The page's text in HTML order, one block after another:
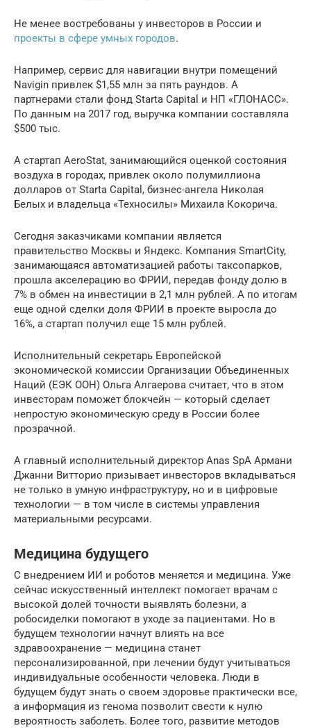
Не менее востребованы у инвесторов в России и
проекты в сфере умных городов.
Например, сервис для навигации внутри помещений
Navigin привлек $1,55 млн за пять раундов. А
партнерами стали фонд Starta Capital и НП «ГЛОНАСС».
По данным на 2017 год, выручка компании составляла
$500 тыс.
А стартап AeroStat, занимающийся оценкой состояния
воздуха в городах, привлек около полумиллиона
долларов от Starta Capital, бизнес-ангела Николая
Белых и владельца «Техносилы» Михаила Кокорича.
Сегодня заказчиками компании является
правительство Москвы и Яндекс. Компания SmartCity,
занимающаяся автоматизацией работы таксопарков,
прошла акселерацию во ФРИИ, передав фонду долю в
7% в обмен на инвестиции в 2,1 млн рублей. А по итогам
еще одной сделки доля ФРИИ в проекте выросла до
16%, а стартап получил еще 15 млн рублей.
Исполнительный секретарь Европейской
экономической комиссии Организации Объединенных
Наций (ЕЭК ООН) Ольга Алгаерова считает, что в этом
инвесторам поможет блокчейн — который сделает
непростую экономическую среду в России более
прозрачной.
А главный исполнительный директор Anas SpA Армани
Джанни Витторио призывает инвесторов вкладываться
не только в умную инфраструктуру, но и в цифровые
технологии — в том числе в системы управления
материальными ресурсами.
Медицина будущего
С внедрением ИИ и роботов меняется и медицина. Уже
сейчас искусственный интеллект помогает врачам с
высокой долей точности выявлять болезни, а
робосиделки помогают в уходе за пациентами. Но в
будущем технологии начнут влиять на все
здравоохранение — медицина станет
персонализированной, при лечении будут учитываться
индивидуальные особенности человека. Люди в
будущем будут знать о своем здоровье практически все,
а информация из генома позволит свести к нулю
вероятность заболеть. Более того, развитие методов